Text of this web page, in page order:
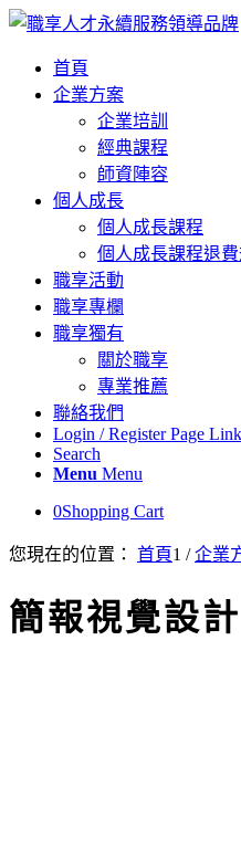
首頁
企業方案
企業培訓
經典課程
師資陣容
個人成長
個人成長課程
個人成長課程退費
職享活動
職享專欄
職享獨有
關於職享
專業推薦
聯絡我們
Login / Register Page Link
Search
Menu Menu
0Shopping Cart
您現在的位置： 首頁1 / 企業
簡報視覺設計